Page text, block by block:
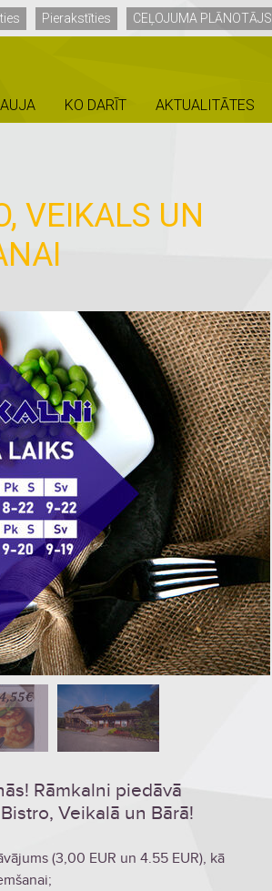
Pierakstīties CEĻOJUMA PLĀNOTĀJS
KO DARĪT AKTUALITĀTES
VEIKALS UN
Rāmkalni piedāvā
Veikalā un Bārā!
(3,00 EUR un 4.55 EUR), kā